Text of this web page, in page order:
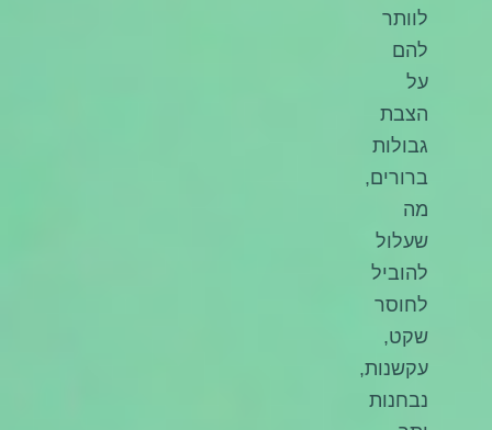
לוותר
להם
על
הצבת
גבולות
ברורים,
מה
שעלול
להוביל
לחוסר
שקט,
עקשנות,
נבחנות